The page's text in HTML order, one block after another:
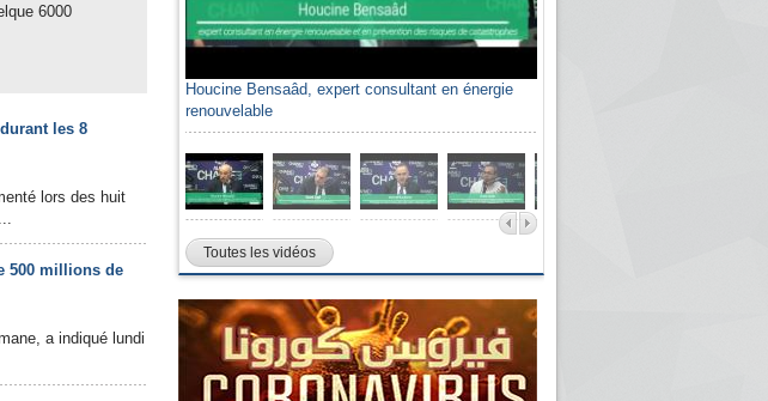
6000
les 8
lors des huit
500 millions de
a indiqué lundi
Houcine Bensaâd, expert consultant en énergie
renouvelable
Toutes les vidéos